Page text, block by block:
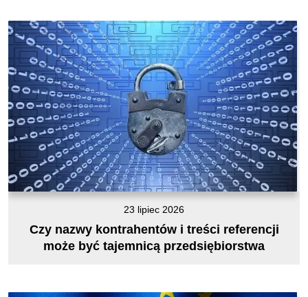
23 lipiec 2026
Czy nazwy kontrahentów i treści referencji
może być tajemnicą przedsiębiorstwa